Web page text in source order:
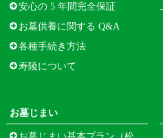
安心の 5 年間完全保証
お墓供養に関する Q&A
各種手続き方法
寿陵について
お墓じまい